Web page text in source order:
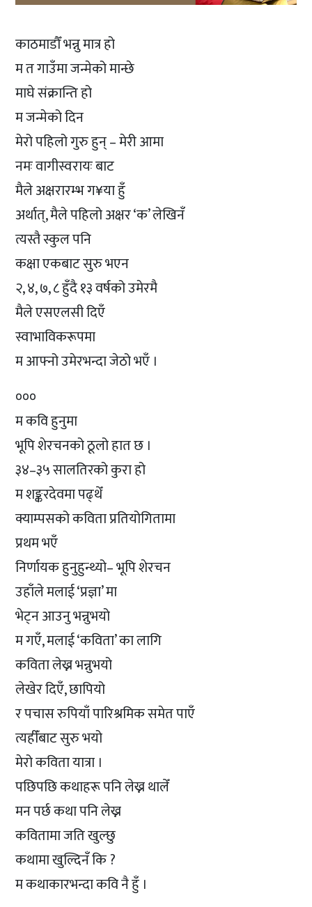
काठमाडौँ भन्नु मात्र हो
म त गाउँमा जन्मेको मान्छे
माघे संक्रान्ति हो
म जन्मेको दिन
मेरो पहिलो गुरु हुन् – मेरी आमा
नमः वागीस्वरायः बाट
मैले अक्षरारम्भ ग¥या हुँ
अर्थात्, मैले पहिलो अक्षर ‘क’ लेखिनँ
त्यस्तै स्कुल पनि
कक्षा एकबाट सुरु भएन
२, ४, ७, ८ हुँदै १३ वर्षको उमेरमै
मैले एसएलसी दिएँ
स्वाभाविकरूपमा
म आफ्नो उमेरभन्दा जेठो भएँ ।
०००
म कवि हुनुमा
भूपि शेरचनको ठूलो हात छ ।
३४–३५ सालतिरको कुरा हो
म शङ्करदेवमा पढ्थेँ
क्याम्पसको कविता प्रतियोगितामा
प्रथम भएँ
निर्णायक हुनुहुन्थ्यो– भूपि शेरचन
उहाँले मलाई ‘प्रज्ञा’ मा
भेट्न आउनु भन्नुभयो
म गएँ, मलाई ‘कविता’ का लागि
कविता लेख्न भन्नुभयो
लेखेर दिएँ, छापियो
र पचास रुपियाँ पारिश्रमिक समेत पाएँ
त्यहीँबाट सुरु भयो
मेरो कविता यात्रा ।
पछिपछि कथाहरू पनि लेख्न थालेँ
मन पर्छ कथा पनि लेख्न
कवितामा जति खुल्छु
कथामा खुल्दिनँ कि ?
म कथाकारभन्दा कवि नै हुँ ।